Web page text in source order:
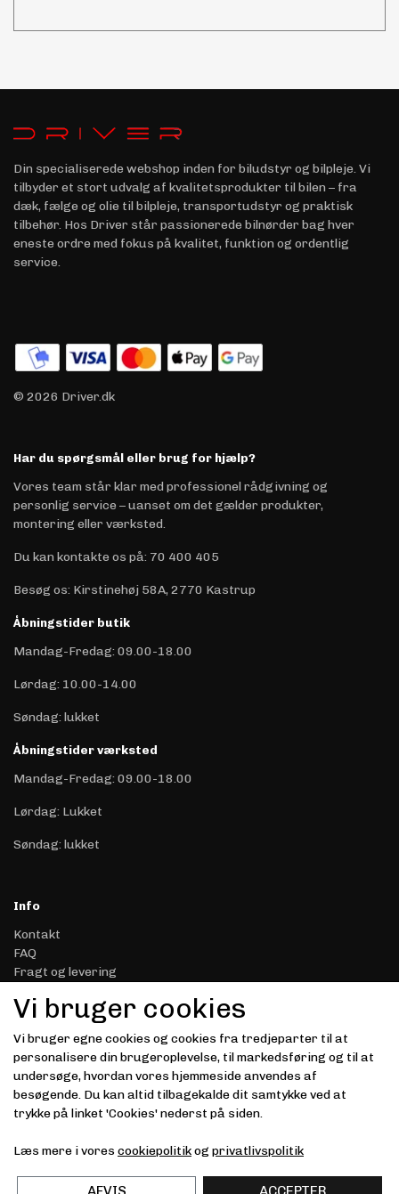
Din specialiserede webshop inden for biludstyr og bilpleje. Vi
tilbyder et stort udvalg af kvalitetsprodukter til bilen – fra
dæk, fælge og olie til bilpleje, transportudstyr og praktisk
tilbehør. Hos Driver står passionerede bilnørder bag hver
eneste ordre med fokus på kvalitet, funktion og ordentlig
service.
© 2026 Driver.dk
Har du spørgsmål eller brug for hjælp?
Vores team står klar med professionel rådgivning og
personlig service – uanset om det gælder produkter,
montering eller værksted.
Du kan kontakte os på: 70 400 405
Besøg os: Kirstinehøj 58A, 2770 Kastrup
Åbningstider butik
Mandag-Fredag: 09.00-18.00
Lørdag: 10.00-14.00
Søndag: lukket
Åbningstider værksted
Mandag-Fredag: 09.00-18.00
Lørdag: Lukket
Søndag: lukket
Info
Kontakt
FAQ
Fragt og levering
Handelsbetingelser
Datasikkerhed & Privatliv
Gavekort
Om Driver.dk
Kunde login
Modtag vores nyhedsbrev via e-mail
Tilmeld
(mere information)
Vi bruger cookies
Vi bruger egne cookies og cookies fra tredjeparter til at
personalisere din brugeroplevelse, til markedsføring og til at
undersøge, hvordan vores hjemmeside anvendes af
besøgende. Du kan altid tilbagekalde dit samtykke ved at
trykke på linket 'Cookies' nederst på siden.
Læs mere i vores cookiepolitikog privatlivspolitik